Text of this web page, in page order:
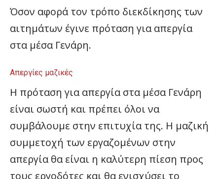
Όσον αφορά τον τρόπο διεκδίκησης των
αιτημάτων έγινε πρόταση για απεργία
στα μέσα Γενάρη.
Απεργίες μαζικές
Η πρόταση για απεργία στα μέσα Γενάρη
είναι σωστή και πρέπει όλοι να
συμβάλουμε στην επιτυχία της. Η μαζική
συμμετοχή των εργαζομένων στην
απεργία θα είναι η καλύτερη πίεση προς
τους εργοδότες και θα ενισχύσει το